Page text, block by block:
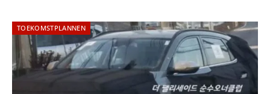
TOEKOMSTPLANNEN